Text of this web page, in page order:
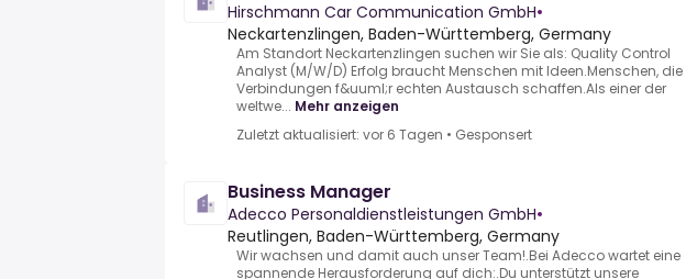
Hirschmann Car Communication GmbH•
Neckartenzlingen, Baden-Württemberg, Germany
Am Standort Neckartenzlingen suchen wir Sie als: Quality Control
Analyst (M/W/D) Erfolg braucht Menschen mit Ideen.Menschen, die
Verbindungen f&uuml;r echten Austausch schaffen.Als einer der
weltwe... Mehr anzeigen
Zuletzt aktualisiert: vor 6 Tagen • Gesponsert
Business Manager
Adecco Personaldienstleistungen GmbH•
Reutlingen, Baden-Württemberg, Germany
Wir wachsen und damit auch unser Team!.Bei Adecco wartet eine
spannende Herausforderung auf dich:.Du unterstützt unsere